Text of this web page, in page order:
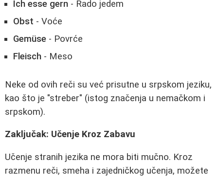
Ich esse gern - Rado jedem
Obst - Voće
Gemüse - Povrće
Fleisch - Meso
Neke od ovih reči su već prisutne u srpskom jeziku,
kao što je "streber" (istog značenja u nemačkom i
srpskom).
Zaključak: Učenje Kroz Zabavu
Učenje stranih jezika ne mora biti mučno. Kroz
razmenu reči, smeha i zajedničkog učenja, možete